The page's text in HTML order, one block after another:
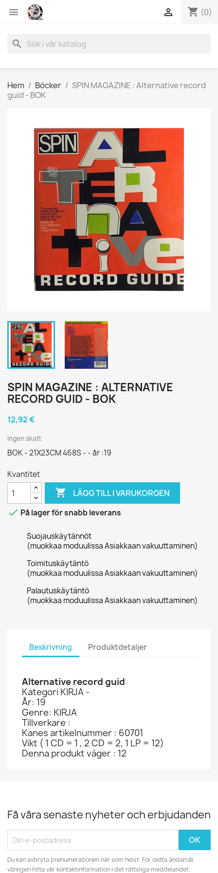
 shopping_cart (0)

search
Hem Böcker
SPIN MAGAZINE : Alternative record
guid - BOK
SPIN MAGAZINE : ALTERNATIVE
RECORD GUID - BOK
12,92 €
Ingen skatt
BOK - 21X23CM 468S - - år :19
Kvantitet
 LÄGG TILL I VARUKORGEN
 På lager för snabb leverans
Suojauskäytännöt
(muokkaa moduulissa Asiakkaan vakuuttaminen)
Toimituskäytäntö
(muokkaa moduulissa Asiakkaan vakuuttaminen)
Palautuskäytäntö
(muokkaa moduulissa Asiakkaan vakuuttaminen)
Beskrivning Produktdetaljer
Alternative record guid
Kategori KIRJA -
År: 19
Genre: KIRJA
Tillverkare :
Kanes artikelnummer : 60701
Vikt ( 1 CD = 1 , 2 CD = 2, 1 LP = 12)
Denna produkt väger : 12
Få våra senaste nyheter och erbjudanden
Du kan avbryta prenumerationen när som helst. För detta ändamål,
vänligen hitta vår kontaktinformation i det rättsliga meddelandet.